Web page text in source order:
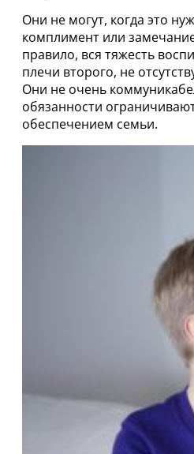
Они не могут, когда это
комплимент или
правило, вся тяжесть
плечи второго, не
Они не очень
обязанности
обеспечением семьи.